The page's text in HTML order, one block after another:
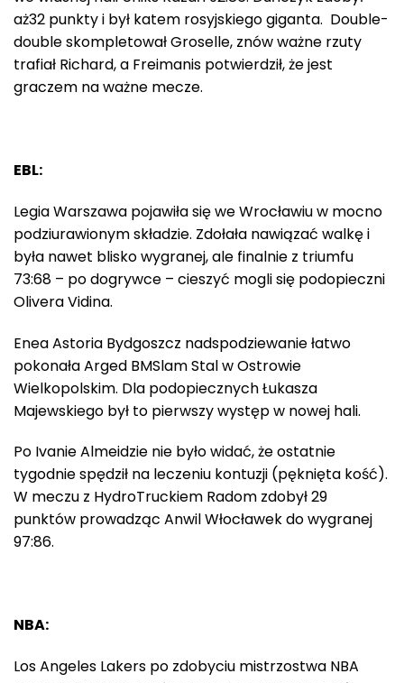
aż32 punkty i był katem rosyjskiego giganta. Double-
double skompletował Groselle, znów ważne rzuty
trafiał Richard, a Freimanis potwierdził, że jest
graczem na ważne mecze.
EBL:
Legia Warszawa pojawiła się we Wrocławiu w mocno
podziurawionym składzie. Zdołała nawiązać walkę i
była nawet blisko wygranej, ale finalnie z triumfu
73:68 – po dogrywce – cieszyć mogli się podopieczni
Olivera Vidina.
Enea Astoria Bydgoszcz nadspodziewanie łatwo
pokonała Arged BMSlam Stal w Ostrowie
Wielkopolskim. Dla podopiecznych Łukasza
Majewskiego był to pierwszy występ w nowej hali.
Po Ivanie Almeidzie nie było widać, że ostatnie
tygodnie spędził na leczeniu kontuzji (pęknięta kość).
W meczu z HydroTruckiem Radom zdobył 29
punktów prowadząc Anwil Włocławek do wygranej
97:86.
NBA:
Los Angeles Lakers po zdobyciu mistrzostwa NBA